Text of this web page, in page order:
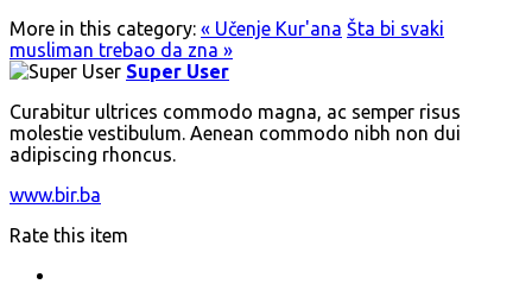
More in this category: « Učenje Kur'ana Šta bi svaki
musliman trebao da zna »
Super User
Curabitur ultrices commodo magna, ac semper risus
molestie vestibulum. Aenean commodo nibh non dui
adipiscing rhoncus.
www.bir.ba
Rate this item